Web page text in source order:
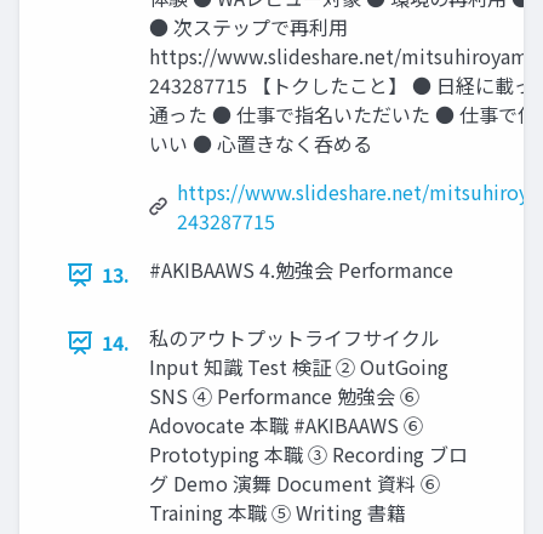
● 次ステップで再利用
https://www.slideshare.net/
243287715 【トクしたこと】 ● 日経に載
通った ● 仕事で指名いただいた ● 仕事で
いい ● 心置きなく呑める
https://www.slideshare.net/
243287715
13.
#AKIBAAWS 4.勉強会 Performance
14.
私のアウトプットライフサイクル
Input 知識 Test 検証 ② OutGoing
SNS ④ Performance 勉強会 ⑥
Adovocate 本職 #AKIBAAWS ⑥
Prototyping 本職 ③ Recording ブロ
グ Demo 演舞 Document 資料 ⑥
Training 本職 ⑤ Writing 書籍